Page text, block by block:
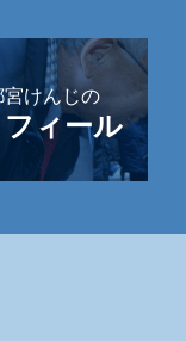
宮けんじの
ィール